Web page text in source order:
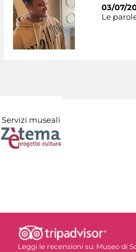
03/07/
Le
Servizi museali
Leggi le recensioni su: Museo di